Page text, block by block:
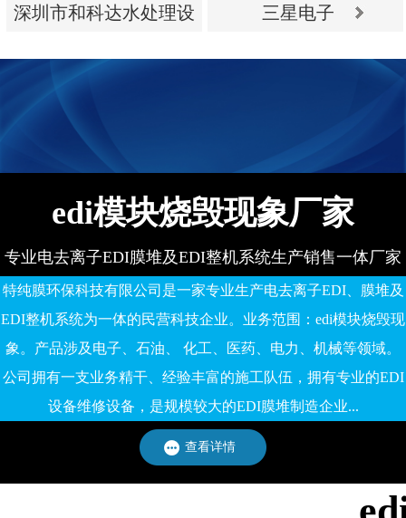
深圳市和科达水处理设
深圳市和科达水处理设
备有限公司
三星电子
edi模块烧毁现象厂家
专业电去离子EDI膜堆及EDI整机系统生产销售一体厂家
特纯膜环保科技有限公司是一家专业生产电去离子EDI、膜堆及
EDI整机系统为一体的民营科技企业。业务范围：edi模块烧毁现
象。产品涉及电子、石油、 化工、医药、电力、机械等领域。
公司拥有一支业务精干、经验丰富的施工队伍，拥有专业的EDI
设备维修设备，是规模较大的EDI膜堆制造企业...
查看详情